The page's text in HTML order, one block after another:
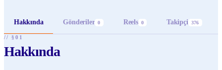
Hakkında Gönderiler 0 Reels 0 Takipçi 376
// §01
Hakkında